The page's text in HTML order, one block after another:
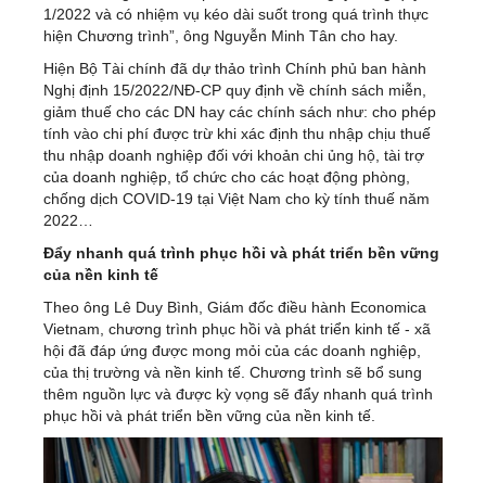
1/2022 và có nhiệm vụ kéo dài suốt trong quá trình thực
hiện Chương trình”, ông Nguyễn Minh Tân cho hay.
Hiện Bộ Tài chính đã dự thảo trình Chính phủ ban hành
Nghị định 15/2022/NĐ-CP quy định về chính sách miễn,
giảm thuế cho các DN hay các chính sách như: cho phép
tính vào chi phí được trừ khi xác định thu nhập chịu thuế
thu nhập doanh nghiệp đối với khoản chi ủng hộ, tài trợ
của doanh nghiệp, tổ chức cho các hoạt động phòng,
chống dịch COVID-19 tại Việt Nam cho kỳ tính thuế năm
2022…
Đẩy nhanh quá trình phục hồi và phát triển bền vững
của nền kinh tế
Theo ông Lê Duy Bình, Giám đốc điều hành Economica
Vietnam, chương trình phục hồi và phát triển kinh tế - xã
hội đã đáp ứng được mong mỏi của các doanh nghiệp,
của thị trường và nền kinh tế. Chương trình sẽ bổ sung
thêm nguồn lực và được kỳ vọng sẽ đẩy nhanh quá trình
phục hồi và phát triển bền vững của nền kinh tế.